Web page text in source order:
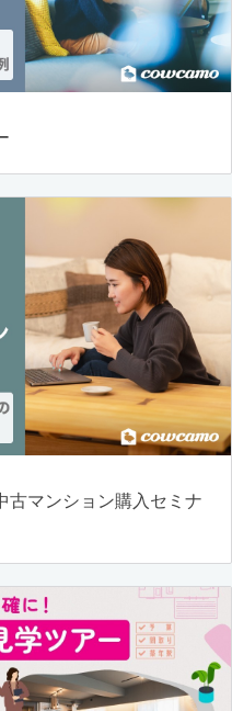
古マンション購入セミナ